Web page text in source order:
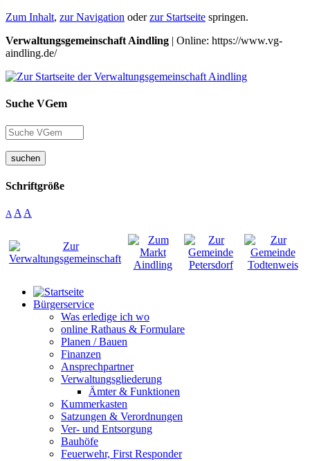
Zum Inhalt, zur Navigation oderzur Startseite springen.
Verwaltungsgemeinschaft Aindling | Online: https://www.vg-
aindling.de/
Suche VGem
suchen
Schriftgröße
A A A
Bürgerservice
Was erledige ich wo
online Rathaus & Formulare
Planen / Bauen
Finanzen
Ansprechpartner
Verwaltungsgliederung
Ämter & Funktionen
Kummerkasten
Satzungen & Verordnungen
Ver- und Entsorgung
Bauhöfe
Feuerwehr, First Responder